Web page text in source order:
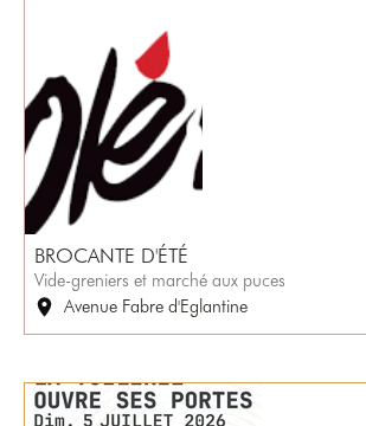
BROCANTE D'ÉTÉ
Vide-greniers et marché aux puces
Avenue Fabre d'Eglantine